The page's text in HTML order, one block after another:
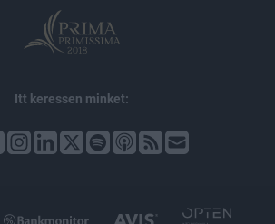
Itt keressen minket: